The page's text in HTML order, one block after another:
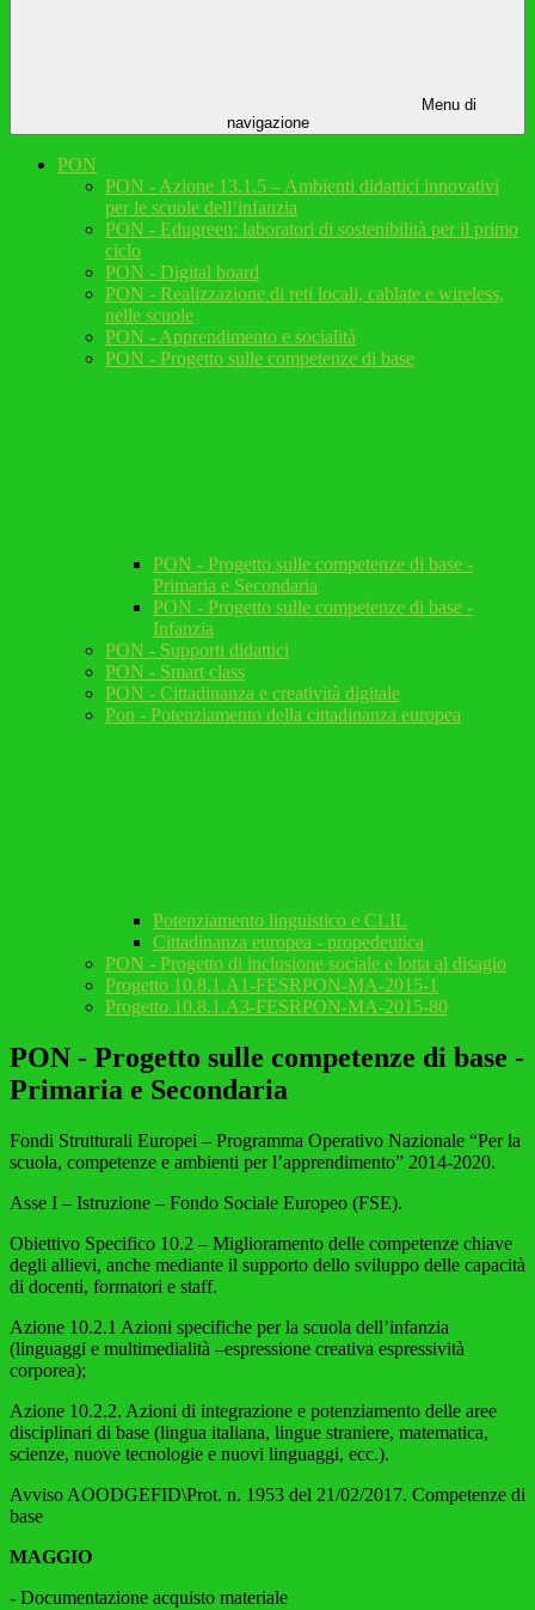
Menu di
navigazione
PON
PON - Azione 13.1.5 – Ambienti didattici innovativi
per le scuole dell’infanzia
PON - Edugreen: laboratori di sostenibilità per il primo
ciclo
PON - Digital board
PON - Realizzazione di reti locali, cablate e wireless,
nelle scuole
PON - Apprendimento e socialità
PON - Progetto sulle competenze di base
PON - Progetto sulle competenze di base -
Primaria e Secondaria
PON - Progetto sulle competenze di base -
Infanzia
PON - Supporti didattici
PON - Smart class
PON - Cittadinanza e creatività digitale
Pon - Potenziamento della cittadinanza europea
Potenziamento linguistico e CLIL
Cittadinanza europea - propedeutica
PON - Progetto di inclusione sociale e lotta al disagio
Progetto 10.8.1.A1-FESRPON-MA-2015-1
Progetto 10.8.1.A3-FESRPON-MA-2015-80
PON - Progetto sulle competenze di base -
Primaria e Secondaria
Fondi Strutturali Europei – Programma Operativo Nazionale “Per la
scuola, competenze e ambienti per l’apprendimento” 2014-2020.
Asse I – Istruzione – Fondo Sociale Europeo (FSE).
Obiettivo Specifico 10.2 – Miglioramento delle competenze chiave
degli allievi, anche mediante il supporto dello sviluppo delle capacità
di docenti, formatori e staff.
Azione 10.2.1 Azioni specifiche per la scuola dell’infanzia
(linguaggi e multimedialità –espressione creativa espressività
corporea);
Azione 10.2.2. Azioni di integrazione e potenziamento delle aree
disciplinari di base (lingua italiana, lingue straniere, matematica,
scienze, nuove tecnologie e nuovi linguaggi, ecc.).
Avviso AOODGEFID\Prot. n. 1953 del 21/02/2017. Competenze di
base
MAGGIO
- Documentazione acquisto materiale